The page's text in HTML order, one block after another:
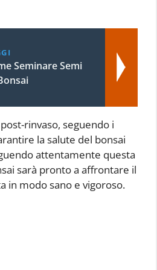
Seminare Semi
rinvaso, seguendo i
la salute del bonsai
attentamente questa
sarà pronto a affrontare il
in modo sano e vigoroso.